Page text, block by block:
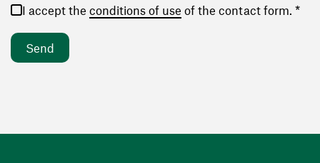
I accept the conditions of use (opens in a new window)
of the contact form. *